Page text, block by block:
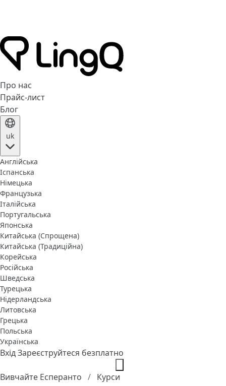
Про нас
Прайс-лист
Блог
uk
Англійська
Іспанська
Німецька
Французька
Італійська
Португальська
Японська
Китайська (Спрощена)
Китайська (Традиційна)
Корейська
Російська
Шведська
Турецька
Нідерландська
Литовська
Грецька
Польська
Українська
ВхідЗареєструйтеся безплатно
Вивчайте Есперанто Курси